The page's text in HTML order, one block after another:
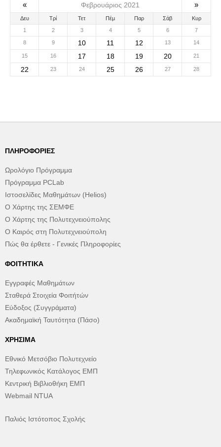
« Φεβρουάριος 2021 »
Δευ Τρί Τετ Πέμ Παρ Σάβ
Κυρ
1
2 3 4 5 6 7
8 9 10 11 12 13 14
15 16 17 18 19 20 21
22 23 24 25 26 27 28
ΠΛΗΡΟΦΟΡΊΕΣ
Ωρολόγιο Πρόγραμμα
Πρόγραμμα PCLab
Ιστοσελίδες Μαθημάτων (Helios)
Ο Χάρτης της ΣΕΜΦΕ
Ο Χάρτης της Πολυτεχνειούπολης
Ο Καιρός στη Πολυτεχνειούπολη
Πώς θα έρθετε - Γενικές Πληροφορίες
ΦΟΙΤΗΤΙΚΆ
Εγγραφές Μαθημάτων
Σταθερά Στοιχεία Φοιτήτών
Εύδοξος (Συγγράματα)
Ακαδημαϊκή Ταυτότητα (Πάσο)
ΧΡΉΣΙΜΑ
Εθνικό Μετσόβιο Πολυτεχνείο
Τηλεφωνικός Κατάλογος ΕΜΠ
Κεντρική Βιβλιοθήκη ΕΜΠ
Webmail NTUA
Παλιός Ιστότοπος Σχολής